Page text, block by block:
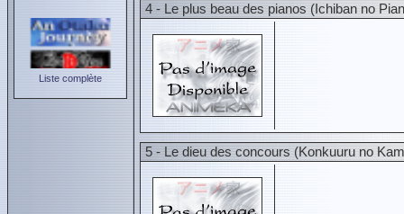
Liste complète
4 - Le plus beau des pianos (Ichiban no
5 - Le dieu des concours (Konkuuru no